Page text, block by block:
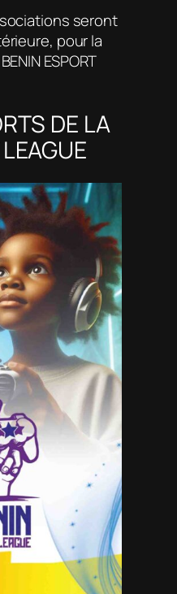
seront
pour la
ESPORT
DE LA